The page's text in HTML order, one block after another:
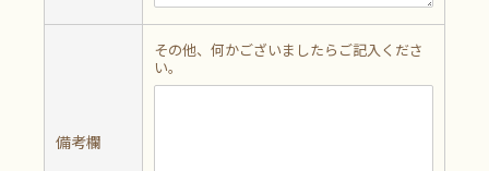
備考欄
その他、何かございましたらご記入くださ
い。